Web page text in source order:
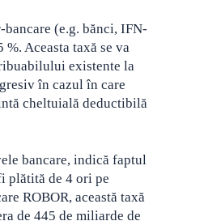
(e.g. bănci, IFN-
Aceasta taxă se va
existente la
în cazul în care
cheltuială deductibilă
bancare, indică faptul
plătită de 4 ori pe
ROBOR, această taxă
de 445 de miliarde de